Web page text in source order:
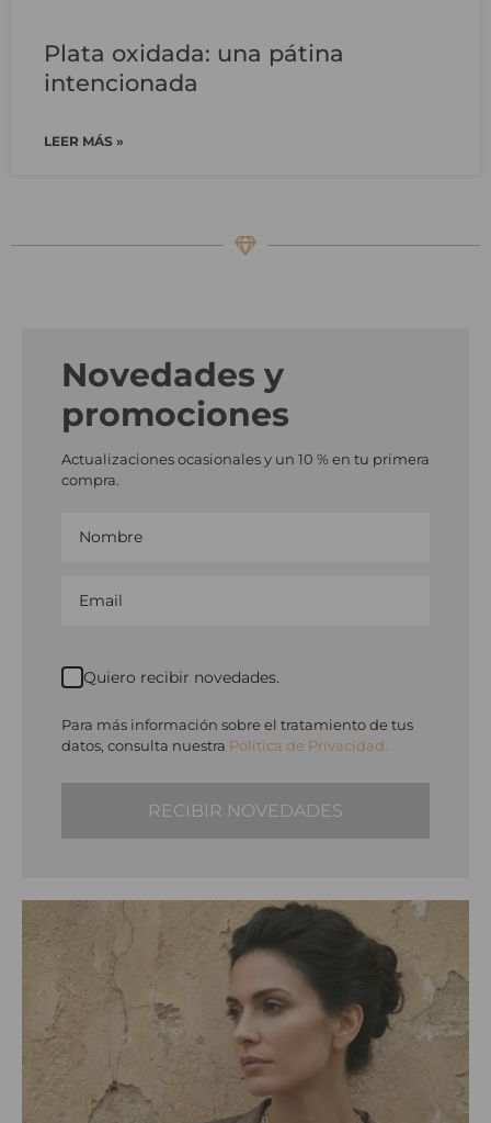
Plata oxidada: una pátina
intencionada
LEER MÁS »
Novedades y
promociones
Actualizaciones ocasionales y un 10 % en tu primera
compra.
Quiero recibir novedades.
Para más información sobre el tratamiento de tus
datos, consulta nuestra Política de Privacidad.
RECIBIR NOVEDADES